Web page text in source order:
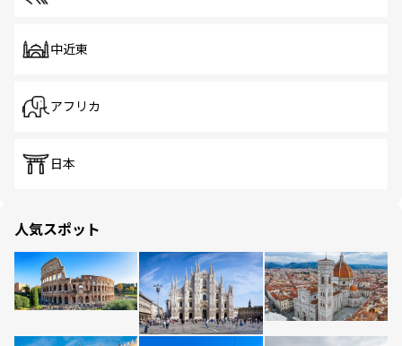
中近東
アフリカ
日本
人気スポット